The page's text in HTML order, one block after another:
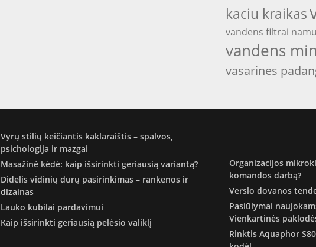
kaciu kraikas
vandens filtrai
vandens
vasarines
Vyrų stilių keičiantis kaklaraištis – spalvos,
psichologija ir mazgai
Masažinė kėdė: kaip išsirinkti geriausią variantą?
Didelis vidinių durų pasirinkimas – rankenos ir
dizainas
Lauko kubilai pardavimui
Kaip išsirinkti geriausią pelėsio valiklį
Organizacijos
komandos darbą?
Verslo dovanos
Pasiūlymai
Vienkartinės
Rinktis Aquaphor